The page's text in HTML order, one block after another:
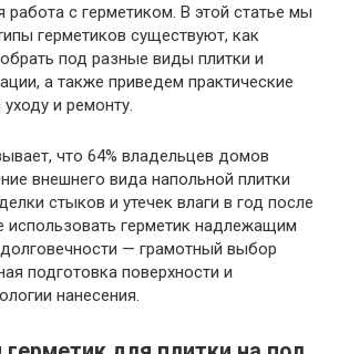
работа с герметиком. В этой статье мы
герметиков существуют, как
под разные виды плитки и
а также приведем практические
и ремонту.
что 64% владельцев домов
внешнего вида напольной плитки
стыков и утечек влаги в год после
использовать герметик надлежащим
— грамотный выбор
подготовка поверхности и
нанесения.